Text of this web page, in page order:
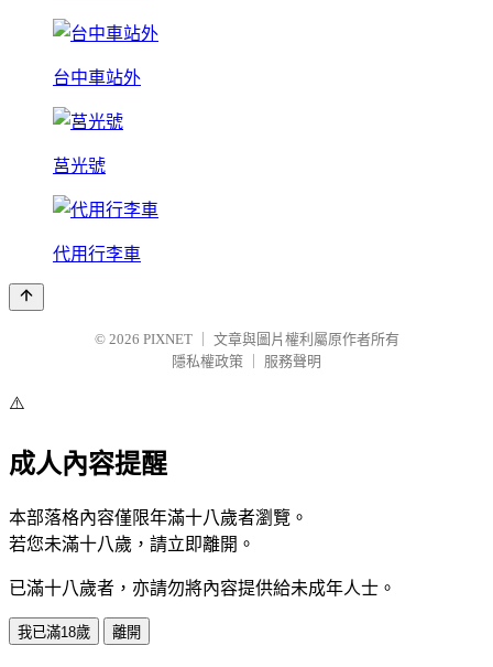
台中車站外
莒光號
代用行李車
© 2026 PIXNET
文章與圖片權利屬原作者所有
隱私權政策
服務聲明
⚠️
成人內容提醒
本部落格內容僅限年滿十八歲者瀏覽。
若您未滿十八歲，請立即離開。
已滿十八歲者，亦請勿將內容提供給未成年人士。
我已滿18歲 離開